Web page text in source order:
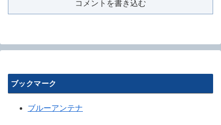
コメントを書き込む
ブックマーク
ブルーアンテナ